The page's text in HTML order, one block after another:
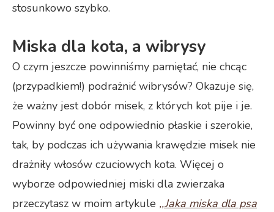
stosunkowo szybko.
Miska dla kota, a wibrysy
O czym jeszcze powinniśmy pamiętać, nie chcąc
(przypadkiem!) podrażnić wibrysów? Okazuje się,
że ważny jest dobór misek, z których kot pije i je.
Powinny być one odpowiednio płaskie i szerokie,
tak, by podczas ich używania krawędzie misek nie
drażniły włosów czuciowych kota. Więcej o
wyborze odpowiedniej miski dla zwierzaka
przeczytasz w moim artykule ,,Jaka miska dla psa